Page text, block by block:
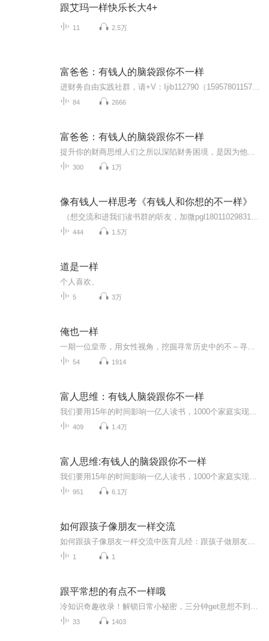
跟艾玛一样快乐长大4+
11 2.5万
富爸爸：有钱人的脑袋跟你不一样
84 2666
富爸爸：有钱人的脑袋跟你不一样
300 1万
像有钱人一样思考《有钱人和你想的不一样》
444 1.5万
道是一样
个人喜欢、
5 3万
俺也一样
54 1914
富人思维：有钱人脑袋跟你不一样
409 1.4万
富人思维:有钱人的脑袋跟你不一样
951 6.1万
如何跟孩子像朋友一样交流
1 1
跟平常想的有点不一样哦
33 1403